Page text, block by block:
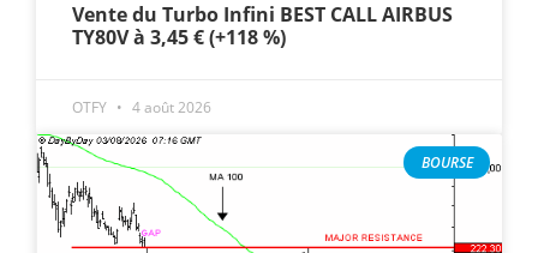
Vente du Turbo Infini BEST CALL AIRBUS
TY80V à 3,45 € (+118 %)
OTFY 4 août 2026
BOURSE